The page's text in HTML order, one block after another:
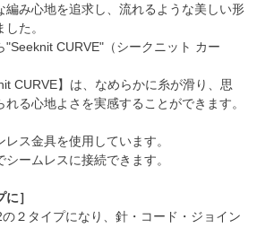
編み心地を追求し、流れるような美しい形
た。
"Seeknit CURVE"（シークニット カー
CURVE】は、なめらかに糸が滑り、思
る心地よさを実感することができます。
ス金具を使用しています。
ームレスに接続できます。
］
２タイプになり、針・コード・ジョイン